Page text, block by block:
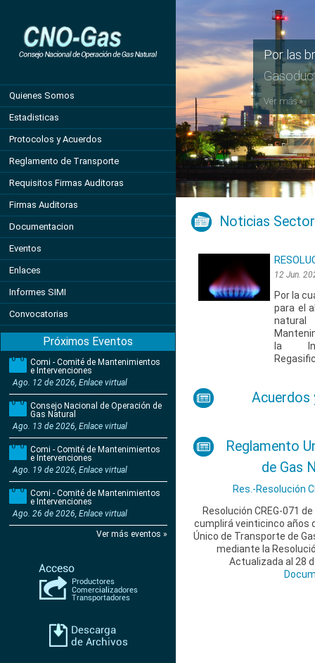
Quienes Somos
Estadisticas
Protocolos y Acuerdos
Reglamento de Transporte
Requisitos Firmas Auditoras
Firmas Auditoras
Documentacion
Eventos
Enlaces
Informes SIMI
Convocatorias
Próximos Eventos
Comi - Comité de Mantenimientos
e Intervenciones
Ago. 12 de 2026, Enlace virtual
Consejo Nacional de Operación de
Gas Natural
Ago. 13 de 2026, Enlace virtual
Comi - Comité de Mantenimientos
e Intervenciones
Ago. 19 de 2026, Enlace virtual
Comi - Comité de Mantenimientos
e Intervenciones
Ago. 26 de 2026, Enlace virtual
Ver más eventos »
Por las
Ver más »
Noticias
12 Jun.
Por la
para el
la
Reglamento
de Gas
Res.-Resolución
Resolución CREG-071
cumplirá veinticinco años
Único de Transporte de
mediante la
Actualizada al 28